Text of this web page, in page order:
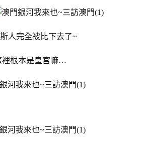
人完全被比下去了~
裡根本是皇宮嘛…